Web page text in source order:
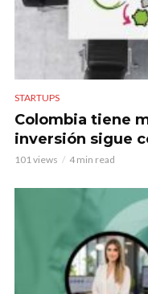
STARTUPS
Colombia tiene
inversión sigue
101 views 4 min read